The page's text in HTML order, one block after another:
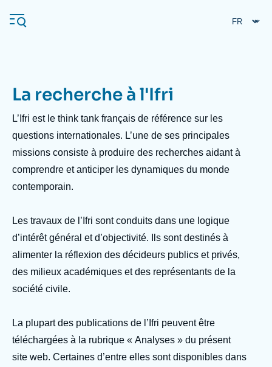
au
contenu
Navigation
principale
L'Ifri
Analyses
Événements
Se connecter
À propos de l'Ifri
L'Ifri en bref Proche-Orient
La recherche à l'Ifri
L’Ifri est le think tank français de référence sur les
questions internationales. L’une de ses principales
missions consiste à produire des recherches aidant à
comprendre et anticiper les dynamiques du monde
contemporain.
Les travaux de l’Ifri sont conduits dans une logique
d’intérêt général et d’objectivité. Ils sont destinés à
alimenter la réflexion des décideurs publics et privés,
des milieux académiques et des représentants de la
société civile.
La plupart des publications de l’Ifri peuvent être
téléchargées à la rubrique « Analyses » du présent
site web. Certaines d’entre elles sont disponibles dans